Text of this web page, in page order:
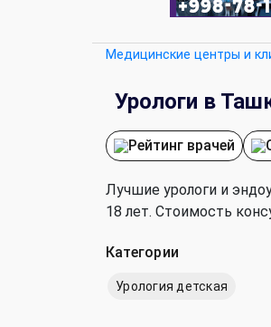
Медицинские центры и
Урологи в
Рейтинг врачей
Лучшие урологи и
18 лет. Стоимость
Категории
Урология детская